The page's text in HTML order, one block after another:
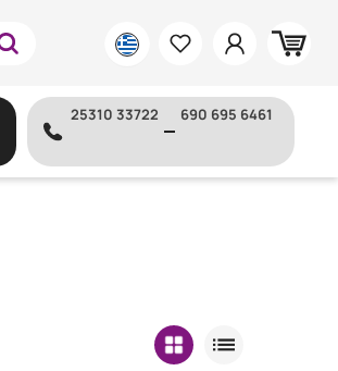
25310 33722 690 695 6461